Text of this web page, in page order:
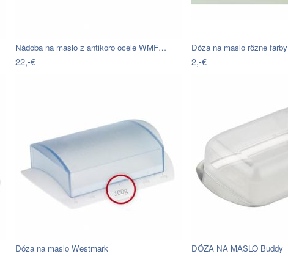
Nádoba na maslo z antikoro ocele WMF…
22,-€
Dóza na maslo rôzne farby
2,-€
Dóza na maslo Westmark DÓZA NA MASLO Buddy